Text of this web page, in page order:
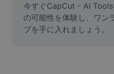
動画
動画背景削除
今すぐCapCut - AI
の可能性を体験し、ワン
ブを手に入れましょう。